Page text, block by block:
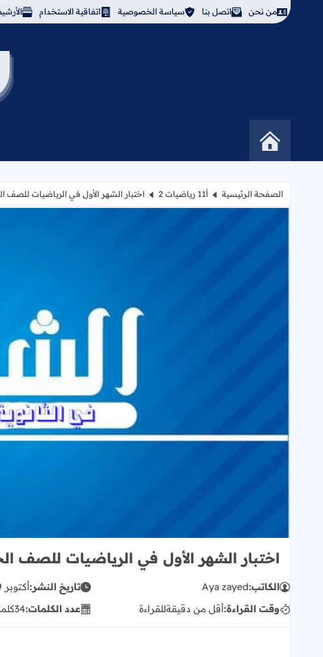
من نحن اتصل بنا سياسة الخصوصية اتفاقية الاستخدام
الصفحة الرئيسية أ11 رياضيات 2 اختبار الشهر الأول في الرياضيات للصف
اختبار الشهر الأول في الرياضيات للصف
الكاتب:Aya zayed تاريخ النشر:أكتوبر 19, 2021
وقت القراءة:أقل من دقيقةللقراءة عدد الكلمات:34